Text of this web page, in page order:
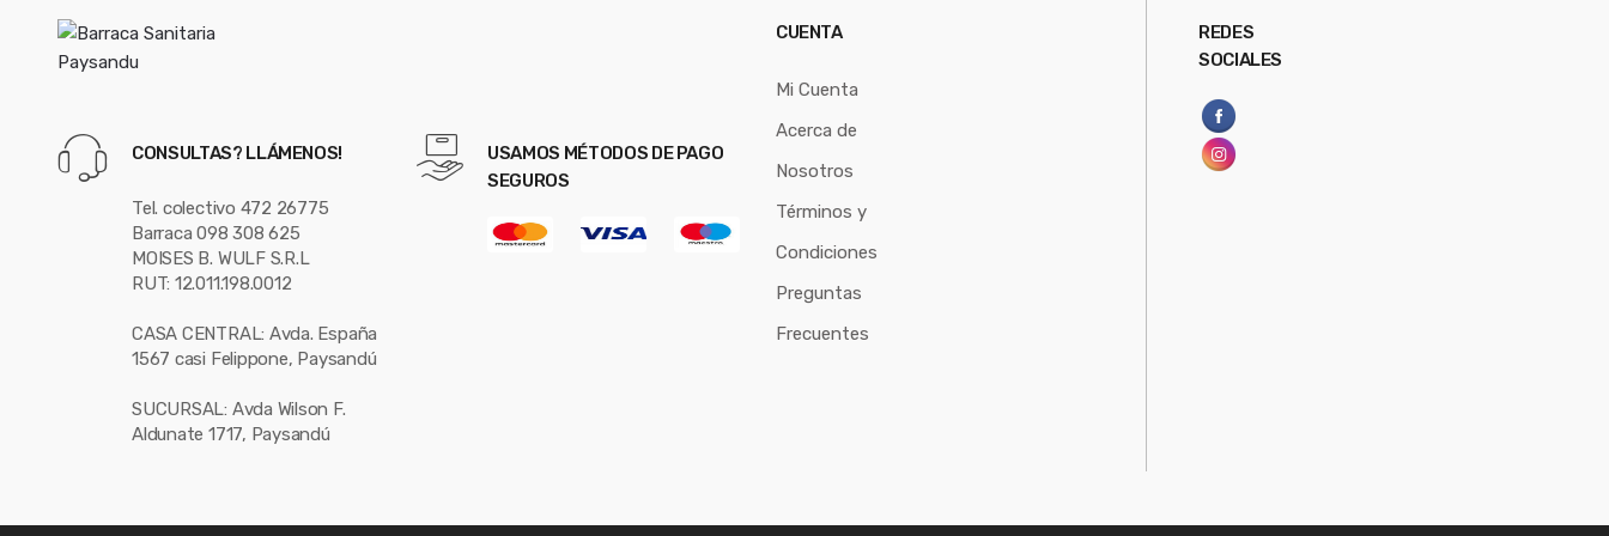
CONSULTAS? LLÁMENOS!
Tel. colectivo 472 26775
Barraca 098 308 625
MOISES B. WULF S.R.L
RUT: 12.011.198.0012
CASA CENTRAL: Avda. España
1567 casi Felippone, Paysandú
SUCURSAL: Avda Wilson F.
Aldunate 1717, Paysandú
USAMOS MÉTODOS DE PAGO
SEGUROS
CUENTA
Mi Cuenta
Acerca de
Nosotros
Términos y
Condiciones
Preguntas
Frecuentes
REDES
SOCIALES